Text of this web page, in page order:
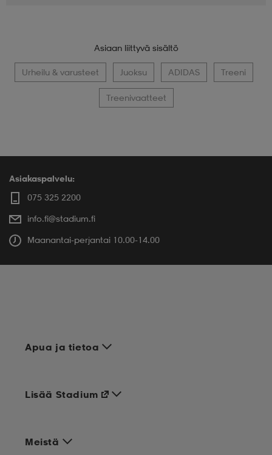
Asiaan liittyvä sisältö
Urheilu & varusteet Juoksu ADIDAS Treeni
Treenivaatteet
Asiakaspalvelu:
075 325 2200
info.fi@stadium.fi
Maanantai-perjantai 10.00-14.00
Apua ja tietoa
Meistä
Lisää Stadium